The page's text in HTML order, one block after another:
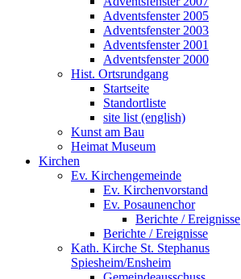
Adventsfenster 2005
Adventsfenster 2003
Adventsfenster 2001
Adventsfenster 2000
Hist. Ortsrundgang
Startseite
Standortliste
site list (english)
Kunst am Bau
Heimat Museum
Kirchen
Ev. Kirchengemeinde
Ev. Kirchenvorstand
Ev. Posaunenchor
Berichte / Ereignisse
Berichte / Ereignisse
Kath. Kirche St. Stephanus
Spiesheim/Ensheim